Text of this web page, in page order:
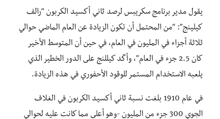
يقول مدير برنامج سكريبس لرصد ثاني أكسيد الكربون “رالف
كيلينج”: “من المحتمل أن تكون الزيادة عن العام الماضي حوالي
ثلاثة أجزاء في المليون في العام، في حين أن المتوسط الأخير
كان 2.5 جزء في العام”، وأكّد كيللنج على الدور الخطير الذي
يلعبه الاستخدام المستمر للوقود الأحفوري في هذه الزيادة.
في عام 1910 بلغت نسبة ثاني أكسيد الكربون في الغلاف
الجوي 300 جزء من المليون -وهو أعلى مما كانت عليه لحوالي